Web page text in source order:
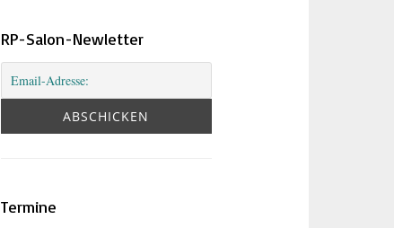
RP-Salon-Newletter
Termine